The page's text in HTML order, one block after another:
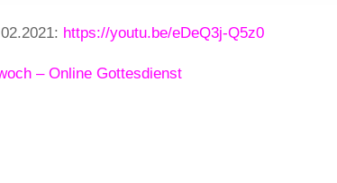
https://youtu.be/eDeQ3j-Q5z0
– Online Gottesdienst